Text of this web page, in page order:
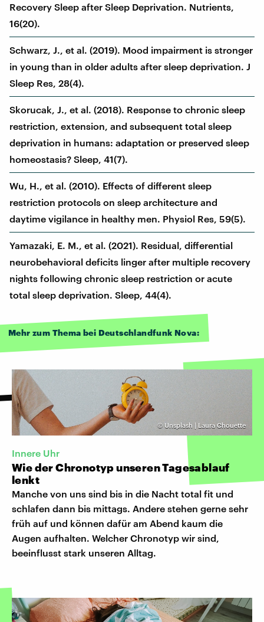
Recovery Sleep after Sleep Deprivation. Nutrients,
16(20).
Schwarz, J., et al. (2019). Mood impairment is stronger
in young than in older adults after sleep deprivation. J
Sleep Res, 28(4).
Skorucak, J., et al. (2018). Response to chronic sleep
restriction, extension, and subsequent total sleep
deprivation in humans: adaptation or preserved sleep
homeostasis? Sleep, 41(7).
Wu, H., et al. (2010). Effects of different sleep
restriction protocols on sleep architecture and
daytime vigilance in healthy men. Physiol Res, 59(5).
Yamazaki, E. M., et al. (2021). Residual, differential
neurobehavioral deficits linger after multiple recovery
nights following chronic sleep restriction or acute
total sleep deprivation. Sleep, 44(4).
Mehr zum Thema bei Deutschlandfunk Nova:
© Unsplash | Laura Chouette
Innere Uhr
Wie der Chronotyp unseren Tagesablauf
lenkt
Manche von uns sind bis in die Nacht total fit und
schlafen dann bis mittags. Andere stehen gerne sehr
früh auf und können dafür am Abend kaum die
Augen aufhalten. Welcher Chronotyp wir sind,
beeinflusst stark unseren Alltag.